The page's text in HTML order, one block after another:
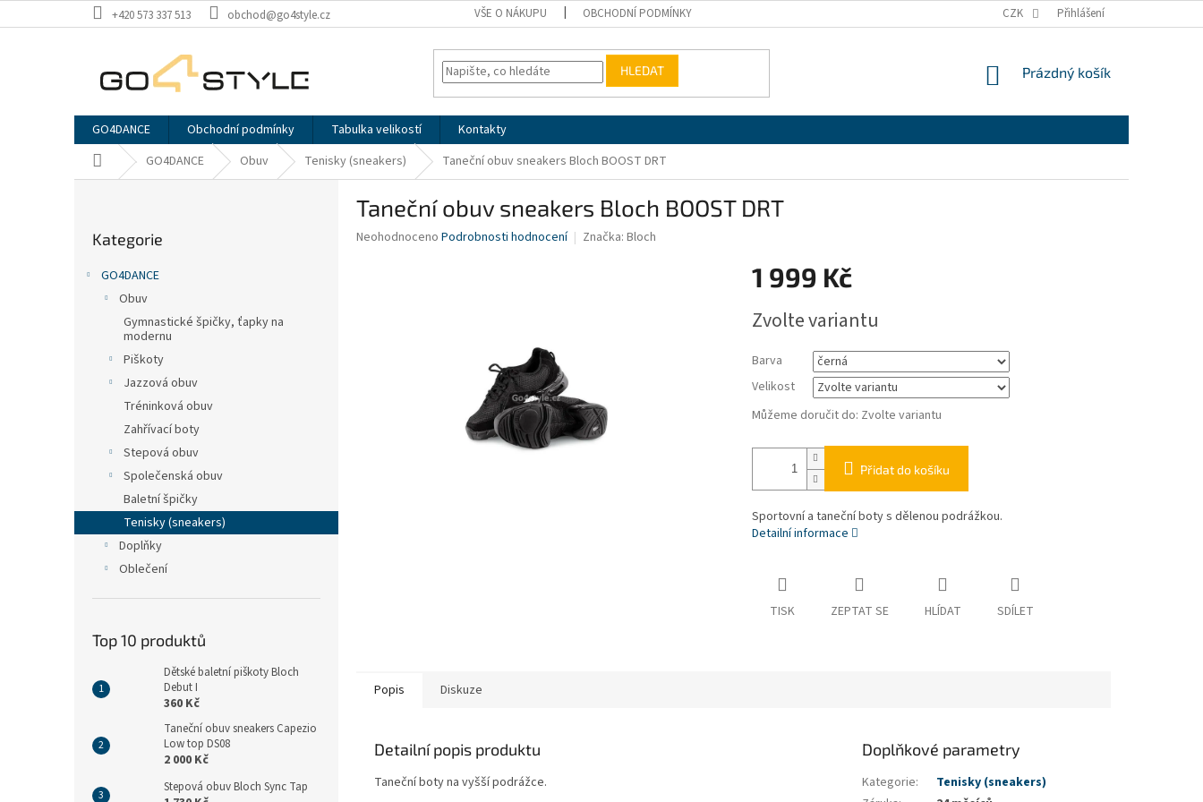
na
+420 573 337 513 obchod@go4style.cz VŠE O NÁKUPU OBCHODNÍ PODMÍNKY CZK Přihlášení
HLEDAT
NÁKUPNÍ
Prázdný košík
GO4DANCE Obchodní podmínky Tabulka velikostí
Kontakty
Domů GO4DANCE Obuv Tenisky (sneakers) Taneční obuv sneakers Bloch BOOST DRT
kategorie
Kategorie
GO4DANCE
Obuv
Gymnastické špičky, ťapky na
modernu
Piškoty
Jazzová obuv
Tréninková obuv
Zahřívací boty
Stepová obuv
Společenská obuv
Baletní špičky
Tenisky (sneakers)
Doplňky
Oblečení
Top 10 produktů
Dětské baletní piškoty Bloch
Debut I
360 Kč
Taneční obuv sneakers Capezio
Low top DS08
2 000 Kč
Stepová obuv Bloch Sync Tap
Taneční obuv sneakers Bloch BOOST DRT
Průměrné
Neohodnoceno Podrobnosti hodnocení Značka: Bloch
1 999 Kč
cena:
Zvolte variantu
Barva
Velikost
Můžeme doručit do: Zvolte variantu
Přidat do košíku
Sportovní a taneční boty s dělenou podrážkou.
Detailní informace
TISK ZEPTAT SE HLÍDAT SDÍLET
Popis Diskuze
Detailní popis produktu
Taneční boty na vyšší podrážce.
Doplňkové parametry
Kategorie:
Tenisky (sneakers)